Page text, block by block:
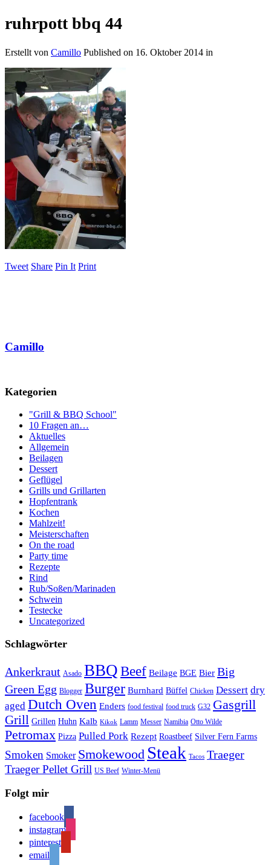
ruhrpott bbq 44
Erstellt von Camillo Published on 16. Oktober 2014 in
Tweet Share Pin It Print
Camillo
Kategorien
"Grill & BBQ School"
10 Fragen an…
Aktuelles
Allgemein
Beilagen
Dessert
Geflügel
Grills und Grillarten
Hopfentrank
Kochen
Mahlzeit!
Meisterschaften
On the road
Party time
Rezepte
Rind
Rub/Soßen/Marinaden
Schwein
Testecke
Uncategorized
Schlagwörter
Ankerkraut Asado BBQBeef Beilage BGE Bier Big
Green Egg Blogger Burger Burnhard Büffel Chicken Dessert dry
aged Dutch Oven Enders food festival food truck G32 Gasgrill
Grill Grillen Huhn Kalb Kikok Lamm Messer Namibia Otto Wilde
Petromax Pizza Pulled Pork Rezept Roastbeef Silver Fern Farms
Smoken Smoker Smokewood Steak Tacos Traeger
Traeger Pellet Grill US Beef Winter-Menü
Folgt mir
facebook
instagram
pinterest
email